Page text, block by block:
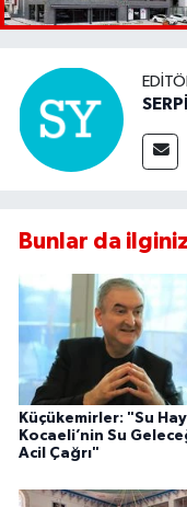
Bunlar da
Küçükemirler: "Su
Kocaeli’nin Su
Acil Çağrı"